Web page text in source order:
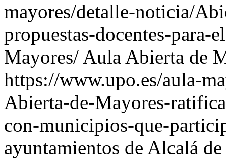
mayores/detalle-noticia/
propuestas-docentes-
Mayores/ Aula Abierta de
https://www.upo.es/aula-
Abierta-de-Mayores-
con-municipios-que-
ayuntamientos de Alcalá